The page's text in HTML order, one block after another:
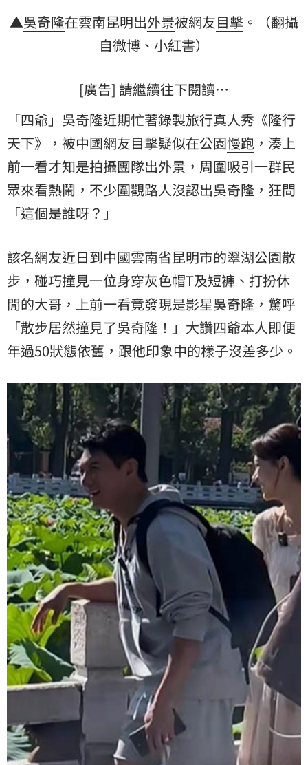
▲吳奇隆在雲南昆明出外景被網友目擊 。（翻攝
自微博、小紅書）
[廣告] 請繼續往下閱讀…
「四爺」吳奇隆近期忙著錄製旅行真人秀《隆行
天下》，被中國網友目擊疑似在公園慢跑 ，湊上
前一看才知是拍攝團隊出外景，周圍吸引一群民
眾來看熱鬧，不少圍觀路人沒認出吳奇隆，狂問
「這個是誰呀？」
該名網友近日到中國雲南省昆明市的翠湖公園散
步，碰巧撞見一位身穿灰色帽T及短褲、打扮休
閒的大哥，上前一看竟發現是影星吳奇隆，驚呼
「散步居然撞見了吳奇隆！」大讚四爺本人即便
年過50狀態依舊，跟他印象中的樣子沒差多少。